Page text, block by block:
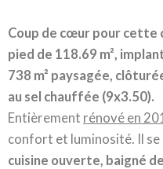
Coup de cœur pour cette
pied de 118.69 m²,
738 m² paysagée,
au sel chauffée (9x3.50).
Entièrement rénové en
confort et luminosité. Il se
cuisine ouverte, baigné